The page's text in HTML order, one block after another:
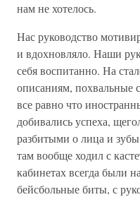
нам не хотелось.
Нас руководство
и вдохновляло. Наши
себя воспитанно. На
описаниям, похвальные
все равно что
добивались успеха,
разбитыми о лица и зубы
там вообще ходил с
кабинетах всегда были
бейсбольные биты, с